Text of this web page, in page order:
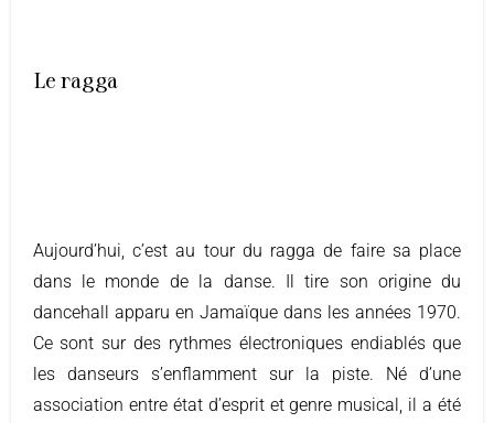
Le ragga
Aujourd’hui, c’est au tour du ragga de faire sa place
dans le monde de la danse. Il tire son origine du
dancehall apparu en Jamaïque dans les années 1970.
Ce sont sur des rythmes électroniques endiablés que
les danseurs s’enflamment sur la piste. Né d’une
association entre état d’esprit et genre musical, il a été